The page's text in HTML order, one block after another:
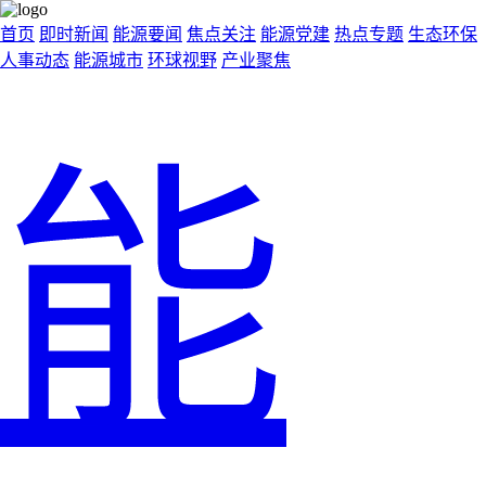
首页 即时新闻 能源要闻 焦点关注 能源党建 热点专题 生态环保
人事动态 能源城市 环球视野 产业聚焦
能